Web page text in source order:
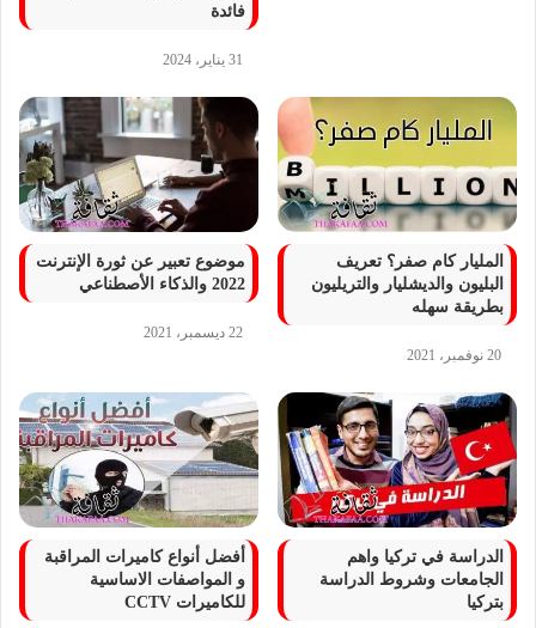
فائدة
31 يناير، 2024
المليار كام صفر؟ تعريف
البليون والديشليار والتريليون
بطريقة سهله
20 نوفمبر، 2021
موضوع تعبير عن ثورة الإنترنت
2022 والذكاء الأصطناعي
22 ديسمبر، 2021
الدراسة في تركيا واهم
الجامعات وشروط الدراسة
بتركيا
أفضل أنواع كاميرات المراقبة
و المواصفات الاساسية
للكاميرات CCTV